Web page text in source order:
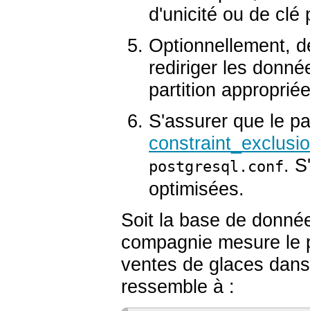
d'unicité ou de clé
Optionnellement,
rediriger les
partition
S'assurer que le
postgresql.conf.
optimisées.
Soit la base de
compagnie mesure le
ventes de glaces
ressemble à :